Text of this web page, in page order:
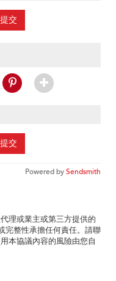
提交
提交
Powered bySendsmith
理或業主或第三方提供的
完整性承擔任何責任。請聯
本協議內容的風險由您自